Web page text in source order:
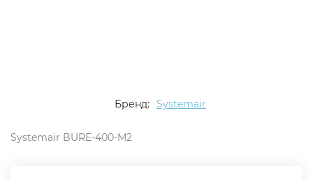
Бренд: Systemair
Systemair BURE-400-M2